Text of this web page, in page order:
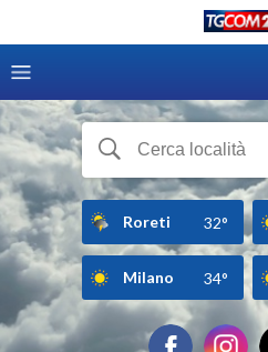
Roreti 32°
Milano 34°